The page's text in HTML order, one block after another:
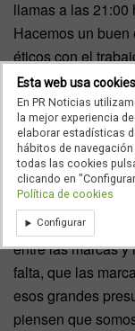
llamas a las 21:00
Hacemos un
éticos con el
intentar dar un
palabra éxito,
decir un éxito
trabajan en
SegúnOlivier
entre las marcas
falta, que las
esos grandes
piensen que
Esta web usa cookies
En PR Noticias
la mejor experiencia
elaborar estadísticas
hábitos de
todas las cookies
clicando en
Política de cookies
Configurar